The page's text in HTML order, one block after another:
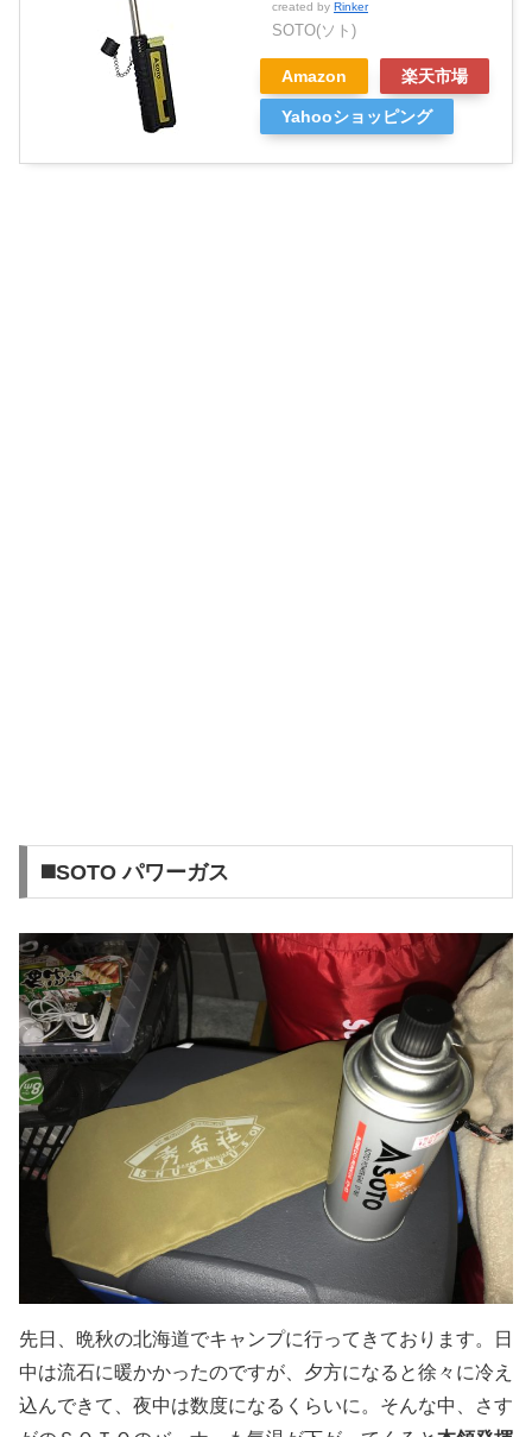
created by Rinker
SOTO(ソト)
Amazon 楽天市場
Yahooショッピング
◼️SOTO パワーガス
先日、晩秋の北海道でキャンプに行ってきております。日
中は流石に暖かかったのですが、夕方になると徐々に冷え
込んできて、夜中は数度になるくらいに。そんな中、さす